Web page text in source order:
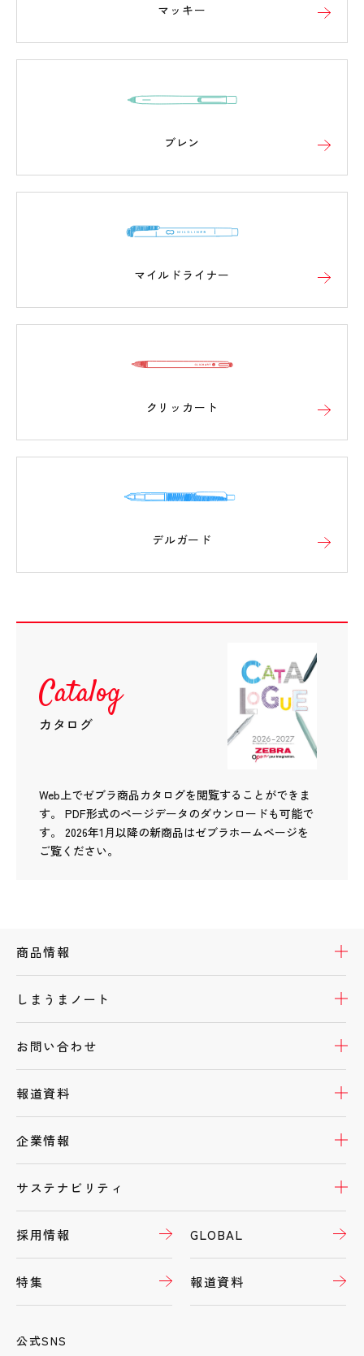
マッキー
ブレン
マイルドライナー
クリッカート
デルガード
Catalog
カタログ
Web上でゼブラ商品カタログを閲覧することができま
す。 PDF形式のページデータのダウンロードも可能で
す。
2026年1月以降の新商品はゼブラホームページを
ご覧ください。
商品情報
しまうまノート
お問い合わせ
報道資料
企業情報
サステナビリティ
採用情報 GLOBAL
特集 報道資料
公式SNS